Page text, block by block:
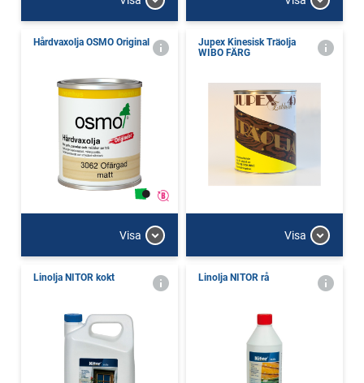
Hårdvaxolja OSMO Original
Visa
Jupex Kinesisk Träolja
WIBO FÄRG
Visa
Linolja NITOR kokt Linolja NITOR rå